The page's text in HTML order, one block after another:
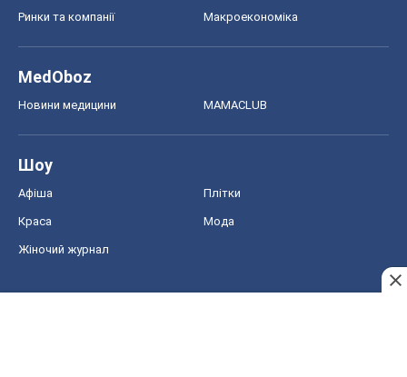
Ринки та компанії Макроекономіка
MedOboz
Новини медицини MAMACLUB
Шоу
Афіша Плітки
Краса Мода
Жіночий журнал